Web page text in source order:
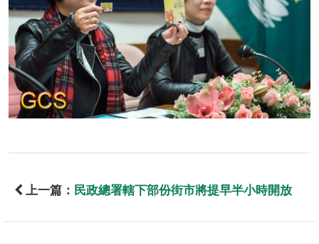
上一篇： 民政總署轄下部份街市將提早半小時開放